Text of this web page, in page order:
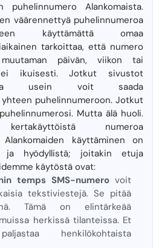
puhelinnumero Alankomaista.
väärennettyä puhelinnumeroa
käyttämättä omaa
tarkoittaa, että numero
päivän, viikon tai
ikuisesti. Jotkut sivustot
usein voit saada
puhelinnumeroon. Jotkut
Mutta älä huoli.
numeroa
Alankomaiden käyttäminen on
ja hyödyllistä; joitakin etuja
käytöstä ovat:
temps SMS-numero voit
​​tekstiviestejä. Se pitää
Tämä on elintärkeää
herkissä tilanteissa. Et
henkilökohtaista